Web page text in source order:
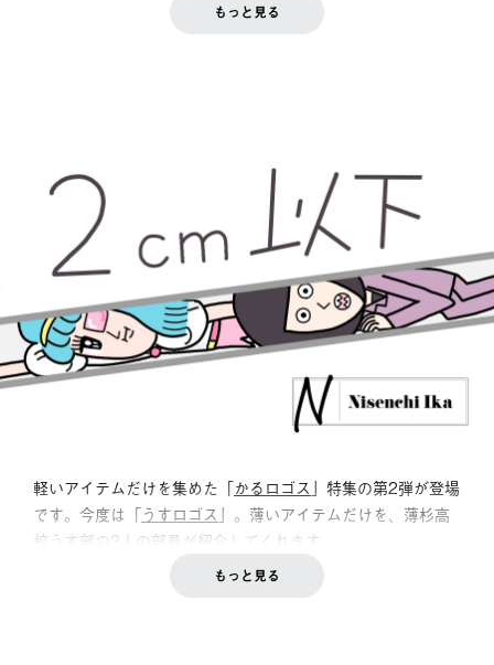
もっと見る
軽いアイテムだけを集めた「かるロゴス 」特集の第2弾が登場
です。今度は「うすロゴス 」。薄いアイテムだけを、薄杉高
校うす部の3人の部員が紹介してくれます。
もっと見る